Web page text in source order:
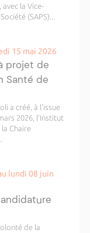
la Vice-
(SAPS)...
15 mai 2026
projet de
Santé de
a créé, à l'issue
2026, l’Institut
Chaire
lundi 08 juin
de la